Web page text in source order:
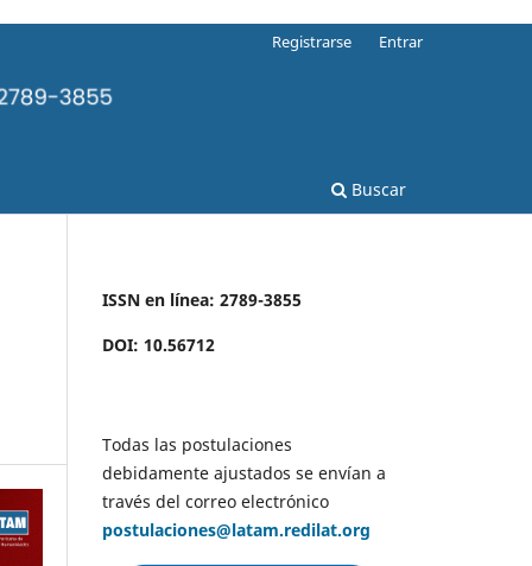
Buscar
Registrarse Entrar
ISSN en línea: 2789-3855
DOI: 10.56712
Todas las postulaciones
debidamente ajustados se envían a
través del correo electrónico
postulaciones@latam.redilat.org